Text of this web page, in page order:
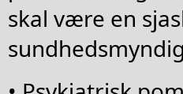
skal være en